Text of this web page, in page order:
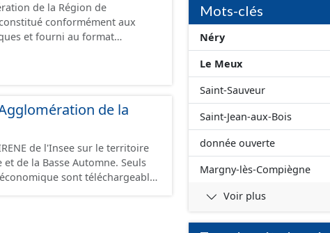
de la Région de
conformément aux
et fourni au format
de la
de l'Insee sur le territoire
la Basse Automne. Seuls
sont téléchargeables
Mots-clés
Néry
Le Meux
Saint-Sauveur
Saint-Jean-aux-Bois
donnée ouverte
Margny-lès-Compiègne
Voir plus